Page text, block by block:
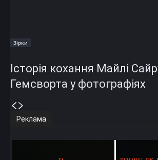
Зірки
Історія кохання Майлі
Гемсворта у фотографіях
Реклама